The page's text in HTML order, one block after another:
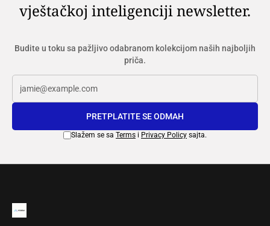
vještačkoj inteligenciji newsletter.
Budite u toku sa pažljivo odabranom kolekcijom naših najboljih
priča.
PRETPLATITE SE ODMAH
Slažem se sa Terms i Privacy Policy sajta.